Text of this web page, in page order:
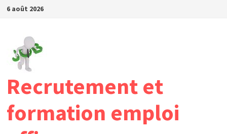
Passer
contenu
6 août 2026
Recrutement et
formation emploi